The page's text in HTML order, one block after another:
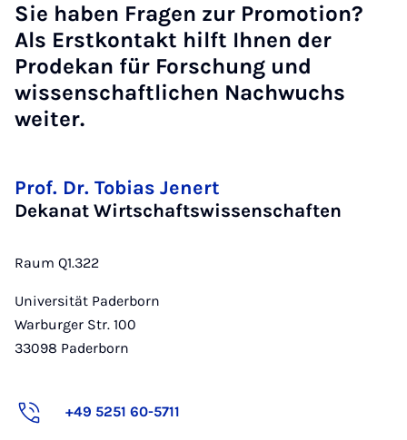
Sie haben Fragen zur Promotion?
Als Erstkontakt hilft Ihnen der
Prodekan für Forschung und
wissenschaftlichen Nachwuchs
weiter.
Prof. Dr. Tobias Jenert
Dekanat Wirtschaftswissenschaften
Raum Q1.322
Universität Paderborn
Warburger Str. 100
33098 Paderborn
+49 5251 60-5711